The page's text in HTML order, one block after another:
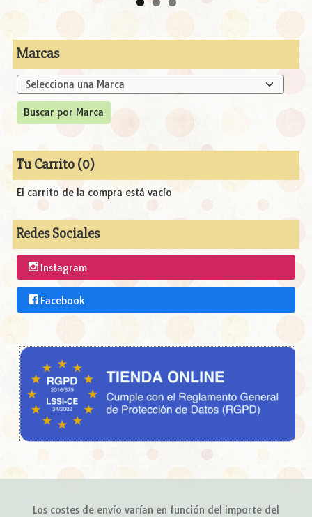
Marcas
Tu Carrito (0)
El carrito de la compra está vacío
Redes Sociales
Instagram
Facebook
Los costes de envío varían en función del importe del